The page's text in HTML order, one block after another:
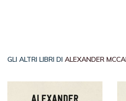
GLI ALTRI LIBRI DI ALEXANDER